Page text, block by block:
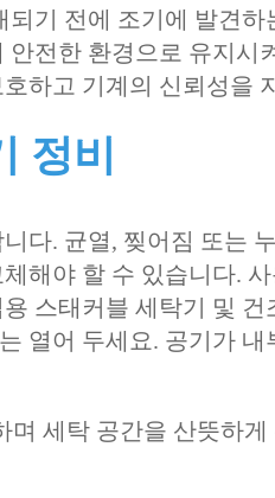
기 전에 조기에 발견
전한 환경으로 유지시
하고 기계의 신뢰성을
정비
다. 균열, 찢어짐 또는
해야 할 수 있습니다.
스태커블 세탁기 및
열어 두세요. 공기가
세탁 공간을 산뜻하게